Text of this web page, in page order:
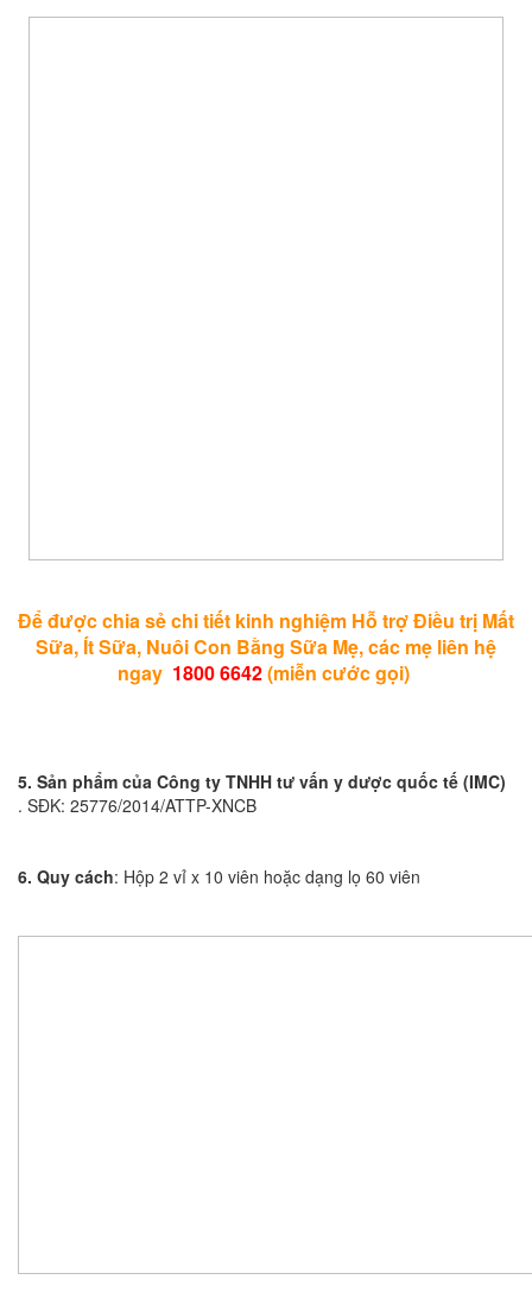
Để được chia sẻ chi tiết kinh nghiệm Hỗ trợ Điều trị Mất
Sữa, Ít Sữa, Nuôi Con Bằng Sữa Mẹ, các mẹ liên hệ
ngay 1800 6642(miễn cước gọi)
5. Sản phẩm của Công ty TNHH tư vấn y dược quốc tế (IMC)
. SĐK: 25776/2014/ATTP-XNCB
6. Quy cách: Hộp 2 vỉ x 10 viên hoặc dạng lọ 60 viên